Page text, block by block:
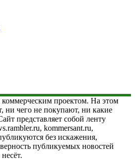
коммерческим проектом. На этом
ни чего не покупают, ни какие
представляет собой ленту
kommersant.ru,
без искажения,
публикуемых новостей